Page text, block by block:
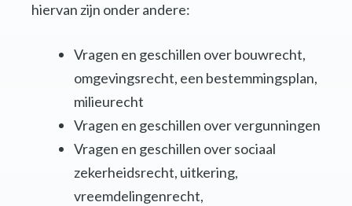
hiervan zijn onder andere:
Vragen en geschillen over bouwrecht,
omgevingsrecht, een bestemmingsplan,
milieurecht
Vragen en geschillen over vergunningen
Vragen en geschillen over sociaal
zekerheidsrecht, uitkering,
vreemdelingenrecht,